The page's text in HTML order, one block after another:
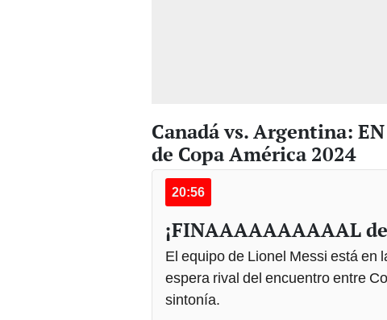
Canadá vs. Argentina:
de Copa América 2024
20:56
¡FINAAAAAAAAAAL
El equipo de Lionel Messi está en
espera rival del encuentro entre
sintonía.